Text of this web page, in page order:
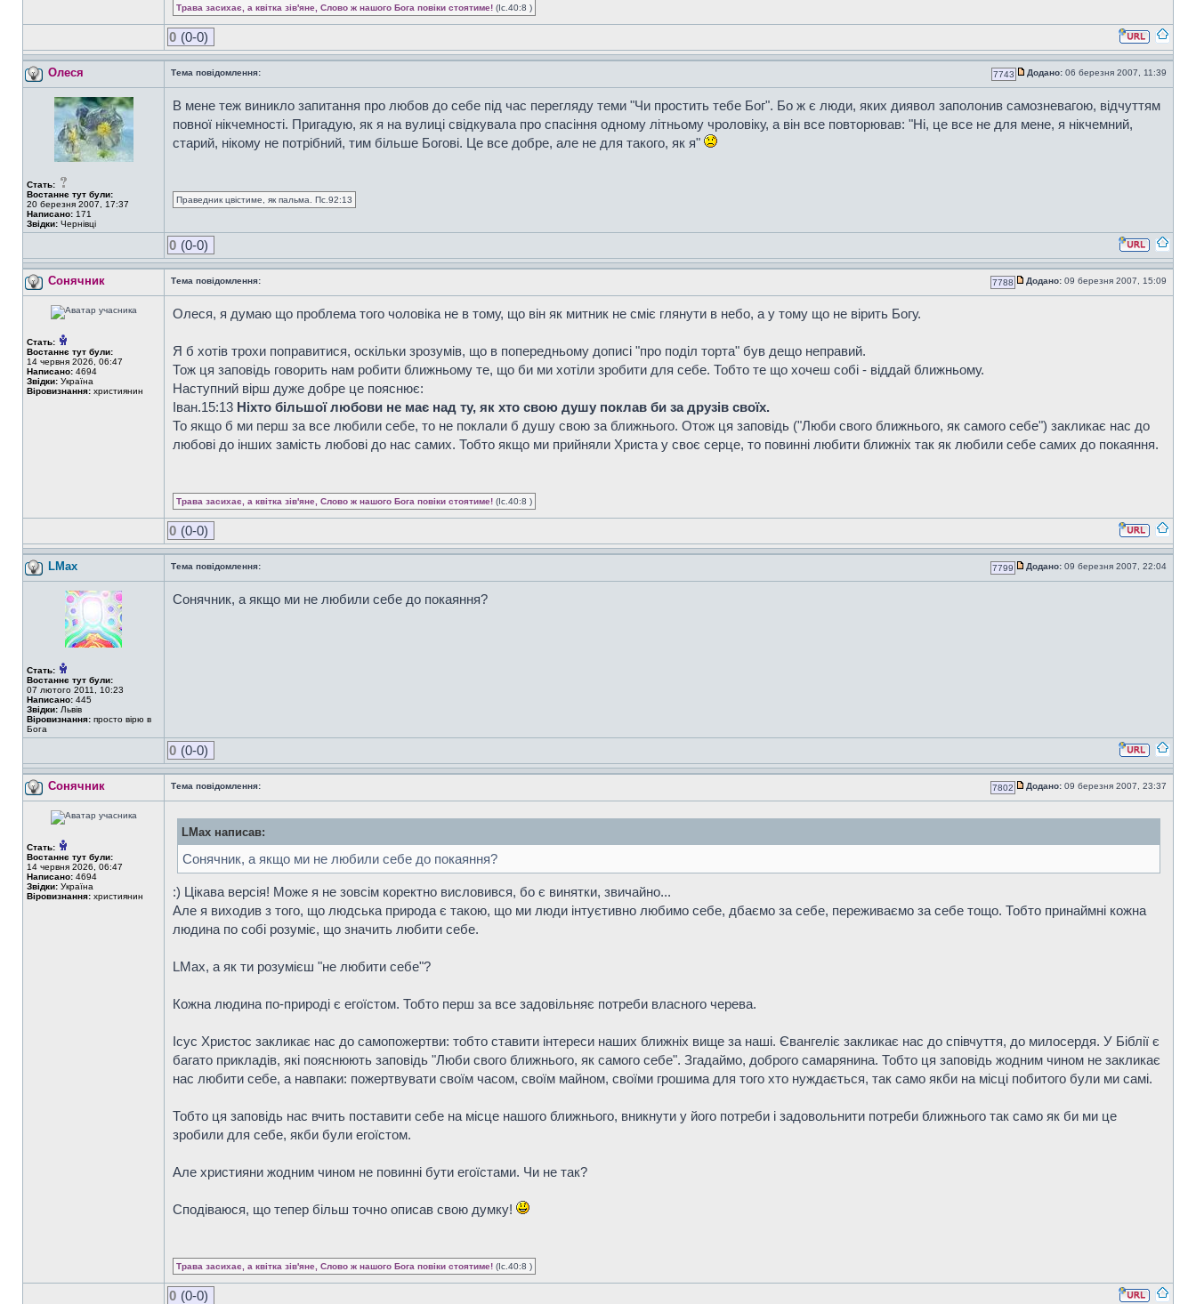
Трава засихає, а квітка зів'яне, Слово ж нашого Бога повіки стоятиме! (Іс.40:8 )
0 (0-0)
Олеся Тема повідомлення: 7743 Додано: 06 березня 2007, 11:39
Стать:
Востаннє тут були:
20 березня 2007, 17:37
Написано: 171
Звідки: Чернівці
В мене теж виникло запитання про любов до себе під час перегляду теми "Чи простить тебе Бог". Бо ж є люди, яких диявол заполонив самозневагою, відчуттям
повної нікчемності. Пригадую, як я на вулиці свідкувала про спасіння одному літньому чроловіку, а він все повторював: "Ні, це все не для мене, я нікчемний,
старий, нікому не потрібний, тим більше Богові. Це все добре, але не для такого, як я"
Праведник цвістиме, як пальма. Пс.92:13
0 (0-0)
Сонячник Тема повідомлення: 7788 Додано: 09 березня 2007, 15:09
Стать:
Востаннє тут були:
14 червня 2026, 06:47
Написано: 4694
Звідки: Україна
Віровизнання: християнин
Олеся, я думаю що проблема того чоловіка не в тому, що він як митник не сміє глянути в небо, а у тому що не вірить Богу.
Я б хотів трохи поправитися, оскільки зрозумів, що в попередньому дописі "про поділ торта" був дещо неправий.
Тож ця заповідь говорить нам робити ближньому те, що би ми хотіли зробити для себе. Тобто те що хочеш собі - віддай ближньому.
Наступний вірш дуже добре це пояснює:
Iван.15:13 Ніхто більшої любови не має над ту, як хто свою душу поклав би за друзів своїх.
То якщо б ми перш за все любили себе, то не поклали б душу свою за ближнього. Отож ця заповідь ("Люби свого ближнього, як самого себе") закликає нас до
любові до інших замість любові до нас самих. Тобто якщо ми прийняли Христа у своє серце, то повинні любити ближніх так як любили себе самих до покаяння.
Трава засихає, а квітка зів'яне, Слово ж нашого Бога повіки стоятиме! (Іс.40:8 )
0 (0-0)
LMax Тема повідомлення: 7799 Додано: 09 березня 2007, 22:04
Стать:
Востаннє тут були:
07 лютого 2011, 10:23
Написано: 445
Звідки: Львів
Віровизнання: просто вірю в
Бога
Сонячник, а якщо ми не любили себе до покаяння?
0 (0-0)
Сонячник Тема повідомлення: 7802 Додано: 09 березня 2007, 23:37
Стать:
Востаннє тут були:
14 червня 2026, 06:47
Написано: 4694
Звідки: Україна
Віровизнання: християнин
LMax написав:
Сонячник, а якщо ми не любили себе до покаяння?
:) Цікава версія! Може я не зовсім коректно висловився, бо є винятки, звичайно...
Але я виходив з того, що людська природа є такою, що ми люди інтуєтивно любимо себе, дбаємо за себе, переживаємо за себе тощо. Тобто принаймні кожна
людина по собі розуміє, що значить любити себе.
LMax, а як ти розумієш "не любити себе"?
Кожна людина по-природі є егоїстом. Тобто перш за все задовільняє потреби власного черева.
Ісус Христос закликає нас до самопожертви: тобто ставити інтереси наших ближніх вище за наші. Євангеліє закликає нас до співчуття, до милосердя. У Біблії є
багато прикладів, які пояснюють заповідь "Люби свого ближнього, як самого себе". Згадаймо, доброго самарянина. Тобто ця заповідь жодним чином не закликає
нас любити себе, а навпаки: пожертвувати своїм часом, своїм майном, своїми грошима для того хто нуждається, так само якби на місці побитого були ми самі.
Тобто ця заповідь нас вчить поставити себе на місце нашого ближнього, вникнути у його потреби і задовольнити потреби ближнього так само як би ми це
зробили для себе, якби були егоїстом.
Але християни жодним чином не повинні бути егоїстами. Чи не так?
Сподіваюся, що тепер більш точно описав свою думку!
Трава засихає, а квітка зів'яне, Слово ж нашого Бога повіки стоятиме! (Іс.40:8 )
0 (0-0)